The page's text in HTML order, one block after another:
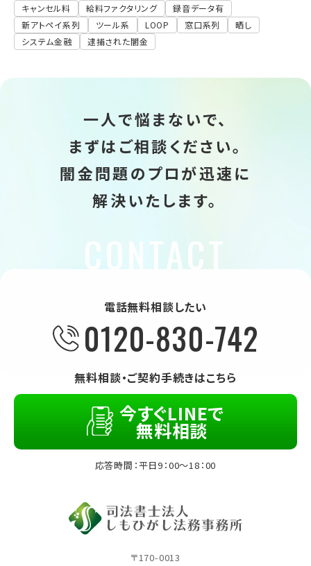
キャンセル料
給料ファクタリング
録音データ有
新アトペイ系列
ツール系 LOOP 窓口系列
晒し
システム金融
逮捕された闇金
一人で悩まないで、
まずはご相談ください。
闇金問題のプロが迅速に
解決いたします。
電話無料相談したい
0120-830-742
無料相談・ご契約手続きはこちら
今すぐLINEで
無料相談
応答時間：平日9：00～18：00
〒170-0013